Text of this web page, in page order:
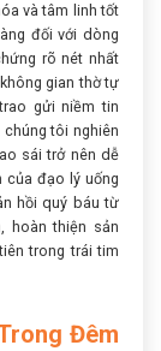
và tâm linh tốt
đối với dòng
rõ nét nhất
gian thờ tự
gửi niềm tin
tôi nghiên
sái trở nên dễ
của đạo lý uống
hồi quý báu từ
hoàn thiện sản
trong trái tim
Đêm